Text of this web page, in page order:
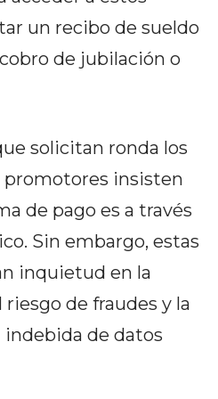
un recibo de sueldo
de jubilación o
solicitan ronda los
promotores insisten
de pago es a través
Sin embargo, estas
inquietud en la
de fraudes y la
de datos